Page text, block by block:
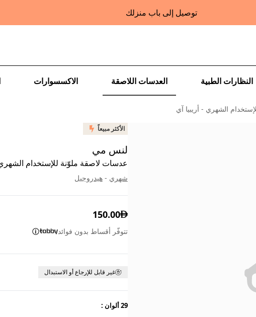
توصيل إلى باب منزلك
النظارات الطبية العدسات اللاصقة الاكسسوارات
الشهري - أريبيا آي
الأكثر مبيعاً
لنس مي
عدسات لاصقة ملوّنة للإستخدام الشهري
شهري - هيدروجيل

150.00
تتوفّر أقساط بدون فوائد
غير قابل للإرجاع أو الاستبدال
29 ألوان :